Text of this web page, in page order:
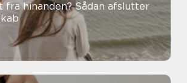
fra hinanden? Sådan afslutter